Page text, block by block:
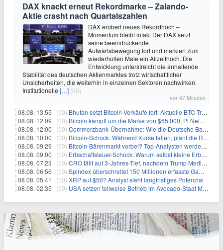
DAX knackt erneut Rekordmarke – Zalando-
Aktie crasht nach Quartalszahlen
DAX erobert neues Rekordhoch –
Momentum bleibt intakt Der DAX setzt
seine beeindruckende
Aufwärtsbewegung fort und markiert zum
wiederholten Male ein Allzeithoch. Die
Entwicklung unterstreicht die anhaltende
Stabilität des deutschen Aktienmarktes trotz wirtschaftlicher
Unsicherheiten, die weiterhin in einzelnen Sektoren nachwirken.
Institutionelle […] (00)
vor 47 Minuten
08.08. 13:55 | (00) Bhutan setzt Bitcoin-Verkäufe fort: Aktuelle BTC-Transaktionen
08.08. 12:09 | (00) Bitcoin kämpft um die Marke von $65.000, Pi Network gewinnt an Unterstützung
08.08. 12:00 | (00) Commerzbank-Übernahme: Wie die Deutsche Bank im Schatten zum großen Gewinner wird
08.08. 10:00 | (00) Bitcoin-Schock: Während Kurse fallen, plant die Regierung die Steuer-Bombe
08.08. 09:29 | (00) Bitcoin-Bärenmarkt vorbei? Top-Analysten werden optimistisch, aber die Geschichte sagt etwas anderes
08.08. 09:00 | (00) Erbschaftsteuer-Schock: Warum selbst kleine Erbschaften den Fiskus Millionen kosten
08.08. 07:23 | (00) CRO fällt auf 3-Jahres-Tief, nachdem Trump Media zwei große Crypto.com-Deals storniert
08.08. 06:56 | (00) Spindex überschreitet 150 Millionen erfasste Gaming-Ereignisse in Echtzeit-Datenpipeline
08.08. 05:41 | (00) XRP auf $50? Analyst sieht langfristiges Potenzial
08.08. 02:35 | (00) USA setzen teilweise Betrieb im Avocado-Staat Michoacán in Mexiko wieder in Gang